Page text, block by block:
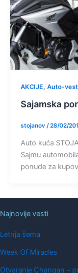
AKCIJE, Auto-
Sajamska
stojanov /28/02/
Auto kuća
Sajmu
ponude za
Najnovije vesti
Letnja šema
Week Of Miracles
Otvaranje Changan –